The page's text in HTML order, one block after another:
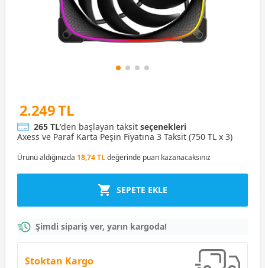
2.249 TL
265 TL'den başlayan taksit seçenekleri
Axess ve Paraf Karta Peşin Fiyatına 3 Taksit (750 TL x 3)
Ürünü aldığınızda 18,74 TLdeğerinde puan kazanacaksınız
SEPETE EKLE
Şimdi sipariş ver, yarın kargoda!
Stoktan Kargo